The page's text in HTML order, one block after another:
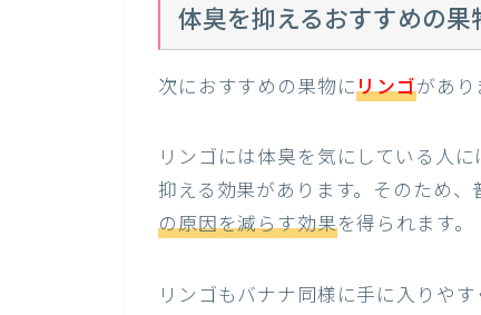
体臭を抑えるおすすめの果
次におすすめの果物にリンゴがあり
リンゴには体臭を気にしている人
抑える効果があります。そのため
の原因を減らす効果を得られます。
リンゴもバナナ同様に手に入りや